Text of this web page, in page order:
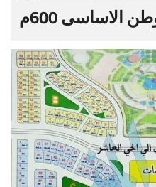
الاساسى 600م